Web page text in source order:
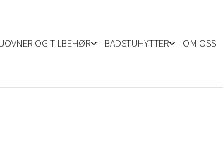
OG TILBEHØR BADSTUHYTTER OM OSS